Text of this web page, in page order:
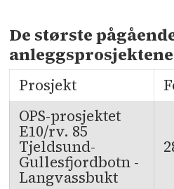
De største
Prosjekt
OPS-prosjektet
E10/rv. 85
Tjeldsund-
Gullesfjordbotn -
Langvassbukt